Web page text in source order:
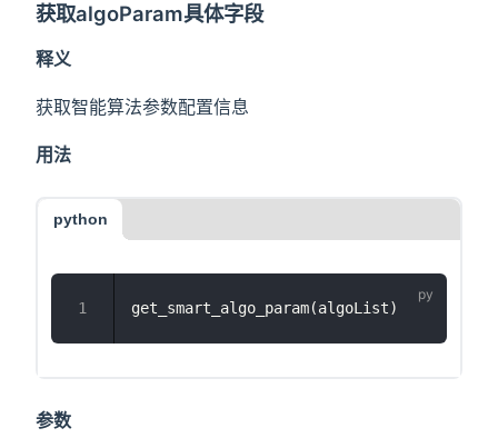
获取algoParam具体字段
释义
获取智能算法参数配置信息
用法
python
get_smart_algo_param(algoList)
参数